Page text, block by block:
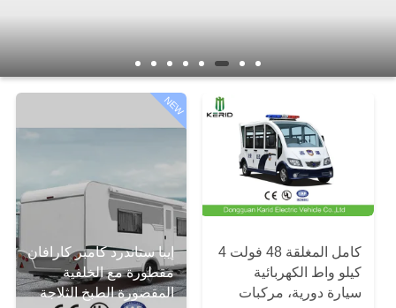
فيديوهات
حولنا
المصنع
مراقبة
الجودة
NEW
إيبا ستاندرد كامبر كارافان
مقطورة مع الخلفية
المقصورة الطبخ الثلاجة
كامل المغلقة 48 فولت 4
كيلو واط الكهربائية
سيارة دورية، مركبات